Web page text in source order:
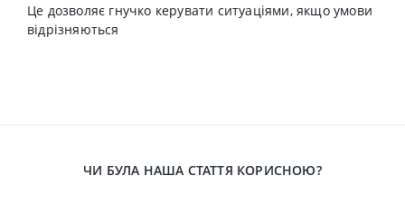
Це дозволяє гнучко керувати ситуаціями, якщо умови
відрізняються
ЧИ БУЛА НАША СТАТТЯ КОРИСНОЮ?